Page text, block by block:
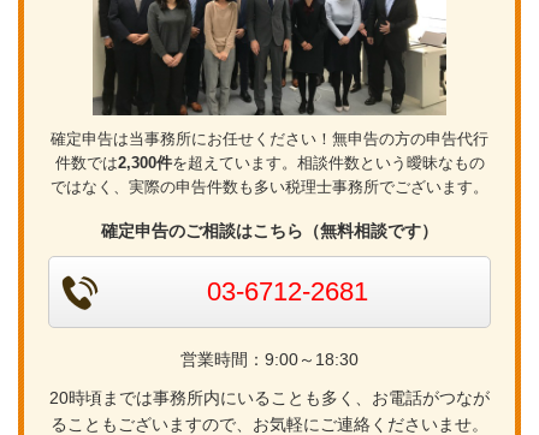
確定申告は当事務所にお任せください！無申告の方の申告代行
件数では2,300件を超えています。相談件数という曖昧なもの
ではなく、実際の申告件数も多い税理士事務所でございます。
確定申告のご相談はこちら（無料相談です）
03-6712-2681
営業時間：9:00～18:30
20時頃までは事務所内にいることも多く、お電話がつなが
ることもございますので、お気軽にご連絡くださいませ。